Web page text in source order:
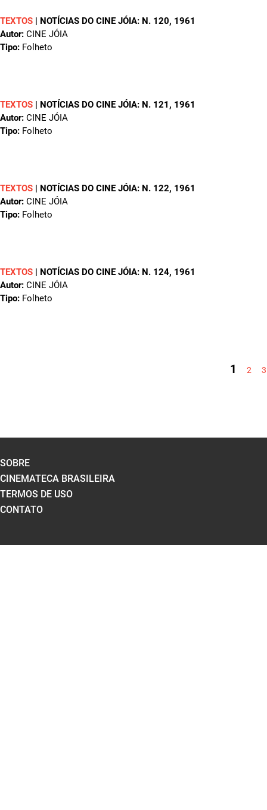
TEXTOS | NOTÍCIAS DO CINE JÓIA: N. 120, 1961
Autor: CINE JÓIA
Tipo: Folheto
TEXTOS | NOTÍCIAS DO CINE JÓIA: N. 121 , 1961
Autor: CINE JÓIA
Tipo: Folheto
TEXTOS | NOTÍCIAS DO CINE JÓIA: N. 122, 1961
Autor: CINE JÓIA
Tipo: Folheto
TEXTOS | NOTÍCIAS DO CINE JÓIA: N. 124, 1961
Autor: CINE JÓIA
Tipo: Folheto
1 2 3
SOBRE
CINEMATECA BRASILEIRA
TERMOS DE USO
CONTATO